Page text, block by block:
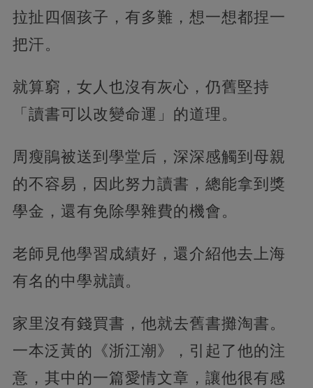
拉扯四個孩子，有多難，想一想都捏一
把汗。
就算窮，女人也沒有灰心，仍舊堅持
「讀書可以改變命運」的道理。
周瘦鵑被送到學堂后，深深感觸到母親
的不容易，因此努力讀書，總能拿到獎
學金，還有免除學雜費的機會。
老師見他學習成績好，還介紹他去上海
有名的中學就讀。
家里沒有錢買書，他就去舊書攤淘書。
一本泛黃的《浙江潮》，引起了他的注
意，其中的一篇愛情文章，讓他很有感